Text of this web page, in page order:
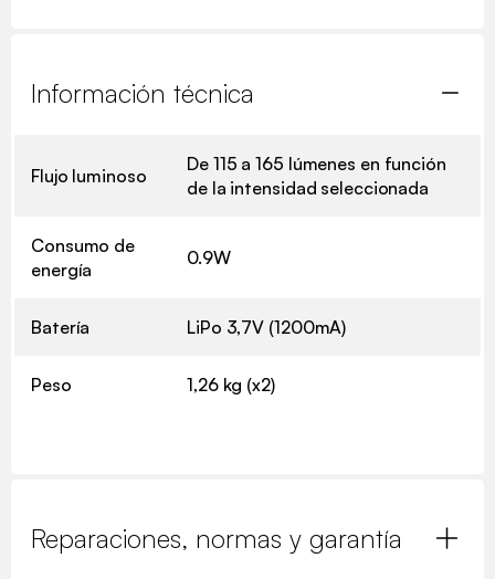
Información técnica
Flujo luminoso
De 115 a 165 lúmenes en función
de la intensidad seleccionada
Consumo de
energía
0.9W
Batería LiPo 3,7V (1200mA)
Peso 1,26 kg (x2)
Reparaciones, normas y garantía